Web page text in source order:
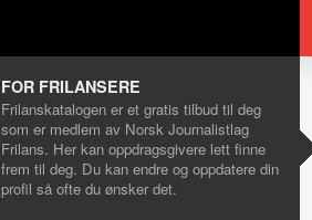
FOR FRILANSERE
Frilanskatalogen er et gratis tilbud til deg
som er medlem av Norsk Journalistlag
Frilans. Her kan oppdragsgivere lett finne
frem til deg. Du kan endre og oppdatere din
profil så ofte du ønsker det.